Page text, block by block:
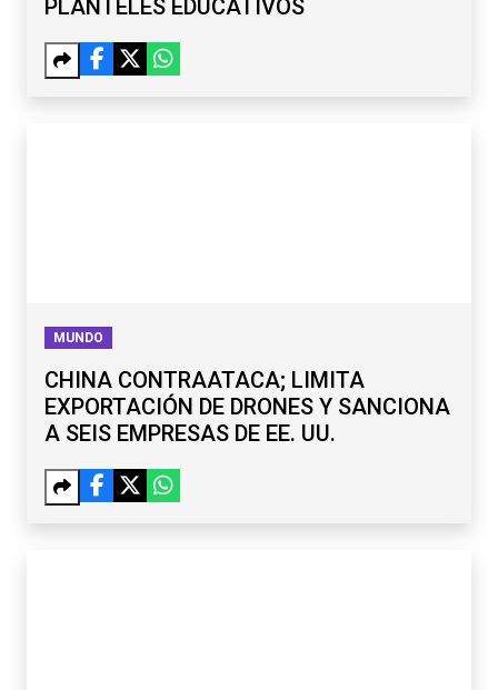
PLANTELES EDUCATIVOS
MUNDO
CHINA CONTRAATACA; LIMITA
EXPORTACIÓN DE DRONES Y SANCIONA
A SEIS EMPRESAS DE EE. UU.